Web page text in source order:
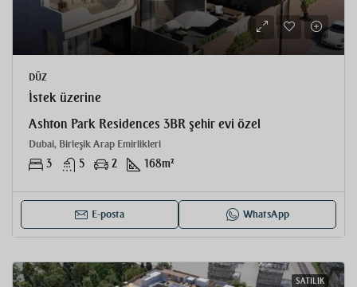
DÜZ
İstek üzerine
Ashton Park Residences 3BR şehir evi özel
Dubai, Birleşik Arap Emirlikleri
3 5 2 168m²
E-posta WhatsApp
SATILIK